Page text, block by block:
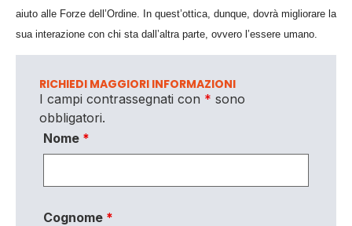
aiuto alle Forze dell’Ordine. In quest’ottica, dunque, dovrà migliorare la
sua interazione con chi sta dall’altra parte, ovvero l’essere umano.
RICHIEDI MAGGIORI INFORMAZIONI
I campi contrassegnati con * sono
obbligatori.
Nome *
Cognome *